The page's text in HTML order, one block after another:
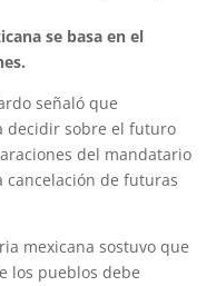
se basa en el
señaló que
decidir sobre el futuro
del mandatario
cancelación de futuras
mexicana sostuvo que
los pueblos debe